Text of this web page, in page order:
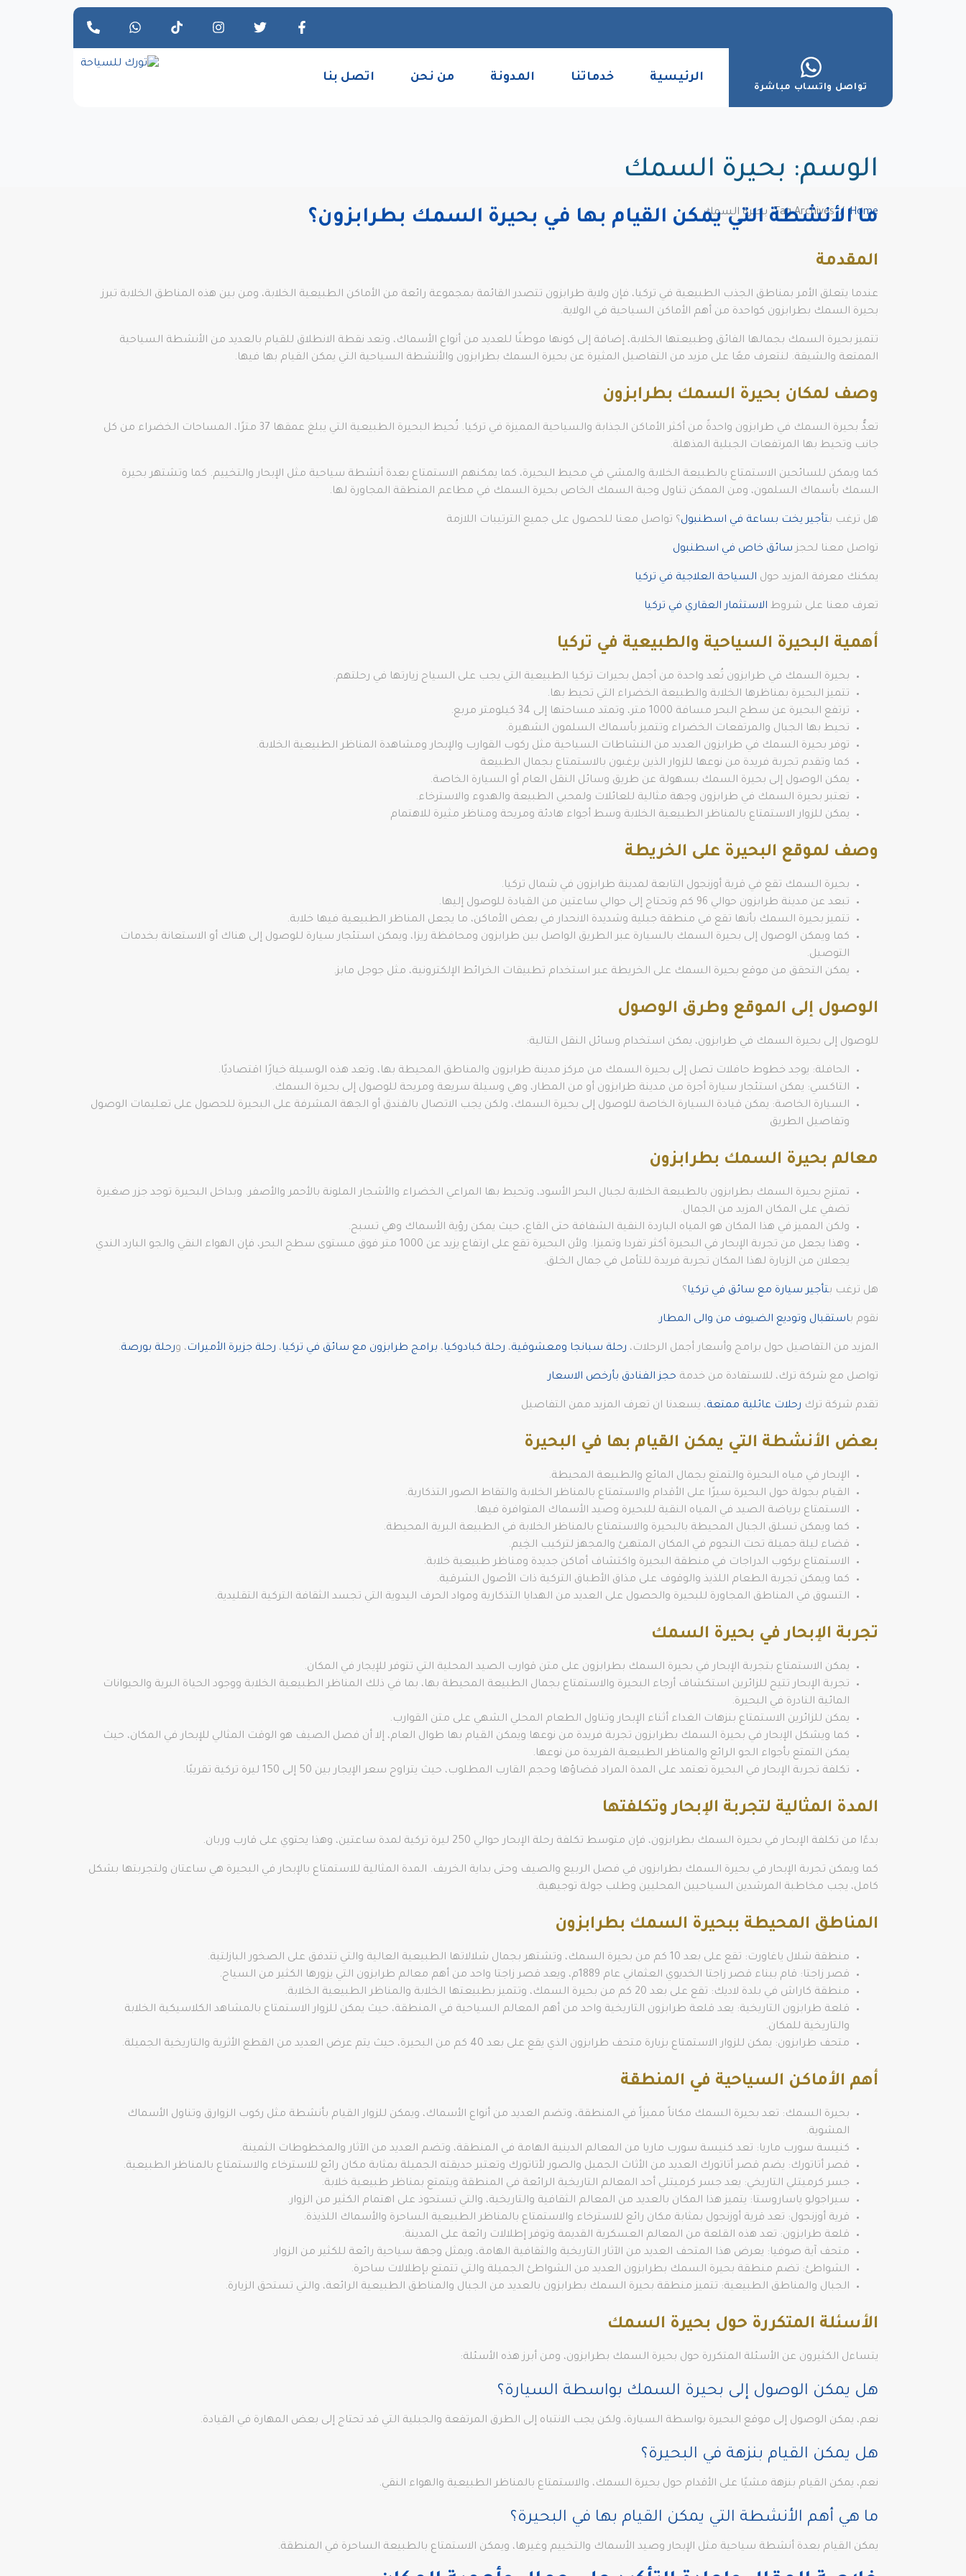
تواصل واتساب مباشرة
الرئيسية خدماتنا المدونة من نحن اتصل بنا
الوسم: بحيرة السمك
Home Tag Archives: بحيرة السمك
ما الأنشطة التي يمكن القيام بها في بحيرة السمك بطرابزون؟
المقدمة
عندما يتعلق الأمر بمناطق الجذب الطبيعية في تركيا، فإن ولاية طرابزون تتصدر القائمة بمجموعة رائعة من الأماكن الطبيعية الخلابة، ومن بين هذه المناطق الخلابة تبرز
بحيرة السمك بطرابزون كواحدة من أهم الأماكن السياحية في الولاية.
تتميز بحيرة السمك بجمالها الفائق وطبيعتها الخلابة، إضافة إلى كونها موطنًا للعديد من أنواع الأسماك، وتعد نقطة الانطلاق للقيام بالعديد من الأنشطة السياحية
الممتعة والشيقة. لنتعرف معًا على مزيد من التفاصيل المثيرة عن بحيرة السمك بطرابزون والأنشطة السياحية التي يمكن القيام بها فيها.
وصف لمكان بحيرة السمك بطرابزون
تعدُّ بحيرة السمك في طرابزون واحدةً من أكثر الأماكن الجذابة والسياحية المميزة في تركيا. تُحيط البحيرة الطبيعية التي يبلغ عمقها 37 مترًا، المساحات الخضراء من كل
جانب وتحيط بها المرتفعات الجبلية المذهلة.
كما ويمكن للسائحين الاستمتاع بالطبيعة الخلابة والمشي في محيط البحيرة، كما يمكنهم الاستمتاع بعدة أنشطة سياحية مثل الإبحار والتخييم. كما وتشتهر بحيرة
السمك بأسماك السلمون، ومن الممكن تناول وجبة السمك الخاص بحيرة السمك في مطاعم المنطقة المجاورة لها.
هل ترغب بتأجير يخت بساعة في اسطنبول؟ تواصل معنا للحصول على جميع الترتيبات اللازمة
تواصل معنا لحجز سائق خاص في اسطنبول
يمكنك معرفة المزيد حول السياحة العلاجية في تركيا
تعرف معنا على شروط الاستثمار العقاري في تركيا
أهمية البحيرة السياحية والطبيعية في تركيا
بحيرة السمك في طرابزون تُعد واحدة من أجمل بحيرات تركيا الطبيعية التي يجب على السياح زيارتها في رحلتهم.
تتميز البحيرة بمناظرها الخلابة والطبيعة الخضراء التي تحيط بها.
ترتفع البحيرة عن سطح البحر مسافة 1000 متر، وتمتد مساحتها إلى 34 كيلومتر مربع.
تحيط بها الجبال والمرتفعات الخضراء وتتميز بأسماك السلمون الشهيرة.
توفر بحيرة السمك في طرابزون العديد من النشاطات السياحية مثل ركوب القوارب والإبحار ومشاهدة المناظر الطبيعية الخلابة.
كما وتقدم تجربة فريدة من نوعها للزوار الذين يرغبون بالاستمتاع بجمال الطبيعة
يمكن الوصول إلى بحيرة السمك بسهولة عن طريق وسائل النقل العام أو السيارة الخاصة.
تعتبر بحيرة السمك في طرابزون وجهة مثالية للعائلات ولمحبي الطبيعة والهدوء والاسترخاء.
يمكن للزوار الاستمتاع بالمناظر الطبيعية الخلابة وسط أجواء هادئة ومريحة ومناظر مثيرة للاهتمام
وصف لموقع البحيرة على الخريطة
بحيرة السمك تقع في قرية أوزنجول التابعة لمدينة طرابزون في شمال تركيا.
تبعد عن مدينة طرابزون حوالي 96 كم وتحتاج إلى حوالي ساعتين من القيادة للوصول إليها.
تتميز بحيرة السمك بأنها تقع في منطقة جبلية وشديدة الانحدار في بعض الأماكن، ما يجعل المناظر الطبيعية فيها خلابة.
كما ويمكن الوصول إلى بحيرة السمك بالسيارة عبر الطريق الواصل بين طرابزون ومحافظة ريزا، ويمكن استئجار سيارة للوصول إلى هناك أو الاستعانة بخدمات
التوصيل.
يمكن التحقق من موقع بحيرة السمك على الخريطة عبر استخدام تطبيقات الخرائط الإلكترونية، مثل جوجل مابز.
الوصول إلى الموقع وطرق الوصول
للوصول إلى بحيرة السمك في طرابزون، يمكن استخدام وسائل النقل التالية:
الحافلة: يوجد خطوط حافلات تصل إلى بحيرة السمك من مركز مدينة طرابزون والمناطق المحيطة بها، وتعد هذه الوسيلة خيارًا اقتصاديًا.
التاكسي: يمكن استئجار سيارة أجرة من مدينة طرابزون أو من المطار، وهي وسيلة سريعة ومريحة للوصول إلى بحيرة السمك.
السيارة الخاصة: يمكن قيادة السيارة الخاصة للوصول إلى بحيرة السمك، ولكن يجب الاتصال بالفندق أو الجهة المشرفة على البحيرة للحصول على تعليمات الوصول
وتفاصيل الطريق
معالم بحيرة السمك بطرابزون
تمتزج بحيرة السمك بطرابزون بالطبيعة الخلابة لجبال البحر الأسود، وتحيط بها المراعي الخضراء والأشجار الملونة بالأحمر والأصفر. وبداخل البحيرة توجد جزر صغيرة
تضفي على المكان المزيد من الجمال.
ولكن المميز في هذا المكان هو المياه الباردة النقية الشفافة حتى القاع، حيث يمكن رؤية الأسماك وهي تسبح.
وهذا يجعل من تجربة الإبحار في البحيرة أكثر تفردا وتميزا. ولأن البحيرة تقع على ارتفاع يزيد عن 1000 متر فوق مستوى سطح البحر، فإن الهواء النقي والجو البارد الندي
يجعلان من الزيارة لهذا المكان تجربة فريدة للتأمل في جمال الخلق.
هل ترغب بتأجير سيارة مع سائق في تركيا ؟
نقوم باستقبال وتوديع الضيوف من والى المطار.
المزيد من التفاصيل حول برامج وأسعار أجمل الرحلات، رحلة سبانجا ومعشوقية، رحلة كبادوكيا، برامج طرابزون مع سائق في تركيا، رحلة جزيرة الأميرات، ورحلة بورصة.
تواصل مع شركة ترك، للاستفادة من خدمة حجز الفنادق بأرخص الاسعار
تقدم شركة ترك رحلات عائلية ممتعة، يسعدنا ان تعرف المزيد ممن التفاصيل
بعض الأنشطة التي يمكن القيام بها في البحيرة
الإبحار في مياه البحيرة والتمتع بجمال المائع والطبيعة المحيطة.
القيام بجولة حول البحيرة سيرًا على الأقدام والاستمتاع بالمناظر الخلابة والتقاط الصور التذكارية.
الاستمتاع برياضة الصيد في المياه النقية للبحيرة وصيد الأسماك المتوافرة فيها.
كما ويمكن تسلق الجبال المحيطة بالبحيرة والاستمتاع بالمناظر الخلابة في الطبيعة البرية المحيطة.
قضاء ليلة جميلة تحت النجوم في المكان المتهيئ والمجهز لتركيب الخِيم.
الاستمتاع بركوب الدراجات في منطقة البحيرة واكتشاف أماكن جديدة ومناظر طبيعية خلابة.
كما ويمكن تجربة الطعام اللذيذ والوقوف على مذاق الأطباق التركية ذات الأصول الشرقية.
التسوق في المناطق المجاورة للبحيرة والحصول على العديد من الهدايا التذكارية ومواد الحرف اليدوية التي تجسد الثقافة التركية التقليدية.
تجربة الإبحار في بحيرة السمك
يمكن الاستمتاع بتجربة الإبحار في بحيرة السمك بطرابزون على متن قوارب الصيد المحلية التي تتوفر للإيجار في المكان.
تجربة الإبحار تتيح للزائرين استكشاف أرجاء البحيرة والاستمتاع بجمال الطبيعة المحيطة بها، بما في ذلك المناظر الطبيعية الخلابة ووجود الحياة البرية والحيوانات
المائية النادرة في البحيرة.
يمكن للزائرين الاستمتاع بنزهات الغداء أثناء الإبحار وتناول الطعام المحلي الشهي على متن القوارب.
كما ويشكل الإبحار في بحيرة السمك بطرابزون تجربة فريدة من نوعها ويمكن القيام بها طوال العام، إلا أن فصل الصيف هو الوقت المثالي للإبحار في المكان، حيث
يمكن التمتع بأجواء الجو الرائع والمناظر الطبيعية الفريدة من نوعها.
تكلفة تجربة الإبحار في البحيرة تعتمد على المدة المراد قضاؤها وحجم القارب المطلوب، حيث يتراوح سعر الإيجار بين 50 إلى 150 ليرة تركية تقريبًا.
المدة المثالية لتجربة الإبحار وتكلفتها
بدءًا من تكلفة الإبحار في بحيرة السمك بطرابزون، فإن متوسط ​​تكلفة رحلة الإبحار حوالي 250 ليرة تركية لمدة ساعتين، وهذا يحتوي على قارب وربان.
كما ويمكن تجربة الإبحار في بحيرة السمك بطرابزون في فصل الربيع والصيف وحتى بداية الخريف. المدة المثالية للاستمتاع بالإبحار في البحيرة هي ساعتان ولتجربتها بشكل
كامل، يجب مخاطبة المرشدين السياحيين المحليين وطلب جولة توجيهية.
المناطق المحيطة ببحيرة السمك بطرابزون
منطقة شلال ياغاورت: تقع على بعد 10 كم من بحيرة السمك، وتشتهر بجمال شلالاتها الطبيعية العالية والتي تتدفق على الصخور البازلتية.
قصر زاجتا: قام ببناء قصر زاجتا الخديوي العثماني عام 1889م، ويعد قصر زاجتا واحد من أهم معالم طرابزون التي يزورها الكثير من السياح.
منطقة كاراش في بلدة لاديك: تقع على بعد 20 كم من بحيرة السمك، وتتميز بطبيعتها الخلابة والمناظر الطبيعية الخلابة.
قلعة طرابزون التاريخية: يعد قلعة طرابزون التاريخية واحد من أهم المعالم السياحية في المنطقة، حيث يمكن للزوار الاستمتاع بالمشاهد الكلاسيكية الخلابة
والتاريخية للمكان.
متحف طرابزون: يمكن للزوار الاستمتاع بزيارة متحف طرابزون الذي يقع على بعد 40 كم من البحيرة، حيث يتم عرض العديد من القطع الأثرية والتاريخية الجميلة.
أهم الأماكن السياحية في المنطقة
بحيرة السمك: تعد بحيرة السمك مكاناً مميزاً في المنطقة، وتضم العديد من أنواع الأسماك، ويمكن للزوار القيام بأنشطة مثل ركوب الزوارق وتناول الأسماك
المشوية.
كنيسة سورب ماريا: تعد كنيسة سورب ماريا من المعالم الدينية الهامة في المنطقة، وتضم العديد من الآثار والمخطوطات الثمينة.
قصر أتاتورك: يضم قصر أتاتورك العديد من الأثاث الجميل والصور لأتاتورك وتعتبر حديقته الجميلة بمثابة مكان رائع للاسترخاء والاستمتاع بالمناظر الطبيعية.
جسر كرميتلي التاريخي: يعد جسر كرميتلي أحد المعالم التاريخية الرائعة في المنطقة ويتمتع بمناظر طبيعية خلابة.
سيراجولو ياساروستا: يتميز هذا المكان بالعديد من المعالم الثقافية والتاريخية، والتي تستحوذ على اهتمام الكثير من الزوار.
قرية أوزنجول: تعد قرية أوزنجول بمثابة مكان رائع للاسترخاء والاستمتاع بالمناظر الطبيعية الساحرة والأسماك اللذيذة.
قلعة طرابزون: تعد هذه القلعة من المعالم العسكرية القديمة وتوفر إطلالات رائعة على المدينة.
متحف آية صوفيا: يعرض هذا المتحف العديد من الآثار التاريخية والثقافية الهامة، ويمثل وجهة سياحية رائعة للكثير من الزوار.
الشواطئ: تضم منطقة بحيرة السمك بطرابزون العديد من الشواطئ الجميلة والتي تتمتع بإطلالات ساحرة.
الجبال والمناطق الطبيعية: تتميز منطقة بحيرة السمك بطرابزون بالعديد من الجبال والمناطق الطبيعية الرائعة، والتي تستحق الزيارة.
الأسئلة المتكررة حول بحيرة السمك
يتساءل الكثيرون عن الأسئلة المتكررة حول بحيرة السمك بطرابزون، ومن أبرز هذه الأسئلة:
هل يمكن الوصول إلى بحيرة السمك بواسطة السيارة؟
نعم، يمكن الوصول إلى موقع البحيرة بواسطة السيارة، ولكن يجب الانتباه إلى الطرق المرتفعة والجبلية التي قد تحتاج إلى بعض المهارة في القيادة.
هل يمكن القيام بنزهة في البحيرة؟
نعم، يمكن القيام بنزهة مشيًا على الأقدام حول بحيرة السمك، والاستمتاع بالمناظر الطبيعية والهواء النقي.
ما هي أهم الأنشطة التي يمكن القيام بها في البحيرة؟
يمكن القيام بعدة أنشطة سياحية مثل الإبحار وصيد الأسماك والتخييم وغيرها، ويمكن الاستمتاع بالطبيعة الساحرة في المنطقة.